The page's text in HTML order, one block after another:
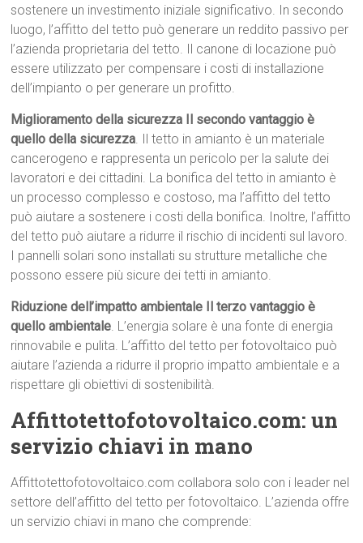
sostenere un investimento iniziale significativo. In secondo
luogo, l’affitto del tetto può generare un reddito passivo per
l’azienda proprietaria del tetto. Il canone di locazione può
essere utilizzato per compensare i costi di installazione
dell’impianto o per generare un profitto.
Miglioramento della sicurezza Il secondo vantaggio è
quello della sicurezza. Il tetto in amianto è un materiale
cancerogeno e rappresenta un pericolo per la salute dei
lavoratori e dei cittadini. La bonifica del tetto in amianto è
un processo complesso e costoso, ma l’affitto del tetto
può aiutare a sostenere i costi della bonifica. Inoltre, l’affitto
del tetto può aiutare a ridurre il rischio di incidenti sul lavoro.
I pannelli solari sono installati su strutture metalliche che
possono essere più sicure dei tetti in amianto.
Riduzione dell’impatto ambientale Il terzo vantaggio è
quello ambientale. L’energia solare è una fonte di energia
rinnovabile e pulita. L’affitto del tetto per fotovoltaico può
aiutare l’azienda a ridurre il proprio impatto ambientale e a
rispettare gli obiettivi di sostenibilità.
Affittotettofotovoltaico.com: un
servizio chiavi in mano
Affittotettofotovoltaico.com collabora solo con i leader nel
settore dell’affitto del tetto per fotovoltaico. L’azienda offre
un servizio chiavi in mano che comprende: